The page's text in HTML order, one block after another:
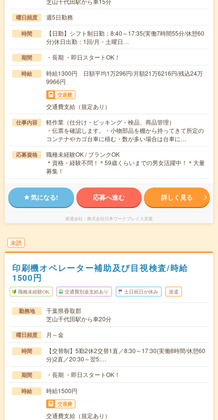
曜日頻度 週5日勤務
時間
【日勤】シフト制日勤：8:40～17:35(実働7時間55分/休憩60
分)休日出勤：1回/月・土曜日…
期間 ・長期 ・即日スタートOK！
時給
時給1300円 日額平均1万296円/月額21万6216円/残込24万
9966円
交通費
交通費支給（規定あり）
仕事内容
軽作業（仕分け・ピッキング・検品、商品管理）
・伝票を確認します。・小物部品を棚から持ってきて所定の
コンテナやカゴ台車に積む・数が多い場合は台車に…
応募資格
職種未経験OK / ブランクOK
＊資格・経験不問！＊59歳くらいまでの男女活躍中！＊大量
募集！
気になる! 応募へ進む 詳しく見る
派遣会社 株式会社日本ワークプレイス京葉
未読
印刷機オペレーター補助及び目視検査/時給
1500円
職種未経験OK 交通費別途支給あり 土日祝日が休み 派遣
勤務地
千葉県香取郡
芝山千代田駅から車20分
曜日頻度 月～金
時間
【交替制】5勤2休2交替1直／8:30～17:30(実働8時間/休憩60
分)2直／20:30～翌5:…
期間 ・長期 ・即日スタートOK！
時給 時給1500円
交通費
交通費支給（規定あり）